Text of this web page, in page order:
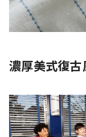
濃厚美式復